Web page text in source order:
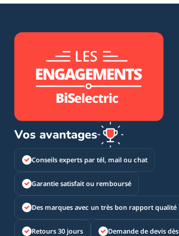
Vos avantages
Conseils experts par tél, mail ou chat
Garantie satisfait ou remboursé
Des marques avec un très bon rapport qualité
Retours 30 jours Demande de devis dès